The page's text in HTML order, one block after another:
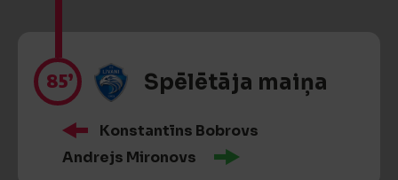
85’ Spēlētāja maiņa
Konstantīns Bobrovs
Andrejs Mironovs